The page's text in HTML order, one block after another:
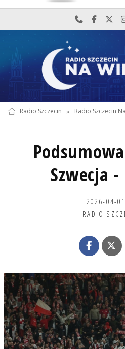
Najlepiej
Radio Szczecin » Radio Szczecin
Szwecja
2026-04-01
RADIO